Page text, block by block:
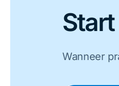
Wanneer